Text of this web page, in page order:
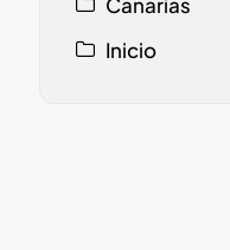
Inicio